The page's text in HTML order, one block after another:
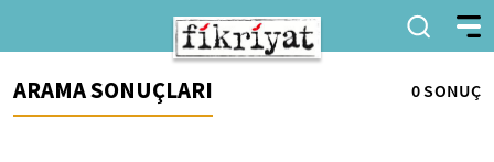
ARAMA SONUÇLARI 0 SONUÇ